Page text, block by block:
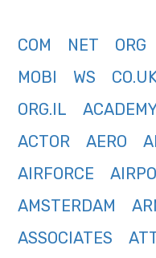
COM NET ORG
MOBI
WS
ORG.IL
ACTOR
AERO
AIRFORCE
AMSTERDAM
ASSOCIATES